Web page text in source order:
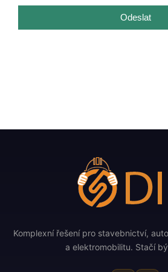
Odeslat
Komplexní řešení pro stavebnictví,
a elektromobilitu. Stačí